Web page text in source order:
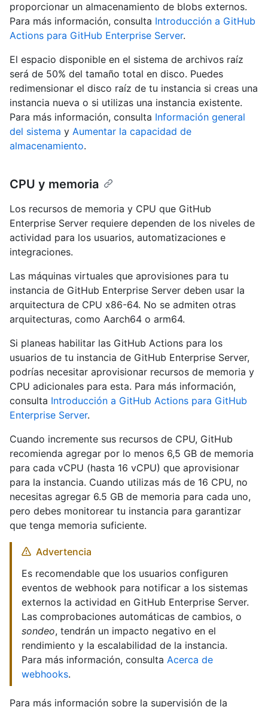
proporcionar un almacenamiento de blobs externos.
Para más información, consulta Introducción a GitHub
Actions para GitHub Enterprise Server.
El espacio disponible en el sistema de archivos raíz
será de 50% del tamaño total en disco. Puedes
redimensionar el disco raíz de tu instancia si creas una
instancia nueva o si utilizas una instancia existente.
Para más información, consulta Información general
del sistema y Aumentar la capacidad de
almacenamiento.
CPU y memoria
Los recursos de memoria y CPU que GitHub
Enterprise Server requiere dependen de los niveles de
actividad para los usuarios, automatizaciones e
integraciones.
Las máquinas virtuales que aprovisiones para tu
instancia de GitHub Enterprise Server deben usar la
arquitectura de CPU x86-64. No se admiten otras
arquitecturas, como Aarch64 o arm64.
Si planeas habilitar las GitHub Actions para los
usuarios de tu instancia de GitHub Enterprise Server,
podrías necesitar aprovisionar recursos de memoria y
CPU adicionales para esta. Para más información,
consulta Introducción a GitHub Actions para GitHub
Enterprise Server.
Cuando incremente sus recursos de CPU, GitHub
recomienda agregar por lo menos 6,5 GB de memoria
para cada vCPU (hasta 16 vCPU) que aprovisionar
para la instancia. Cuando utilizas más de 16 CPU, no
necesitas agregar 6.5 GB de memoria para cada uno,
pero debes monitorear tu instancia para garantizar
que tenga memoria suficiente.
Advertencia
Es recomendable que los usuarios configuren
eventos de webhook para notificar a los sistemas
externos la actividad en GitHub Enterprise Server.
Las comprobaciones automáticas de cambios, o
sondeo, tendrán un impacto negativo en el
rendimiento y la escalabilidad de la instancia.
Para más información, consulta Acerca de
webhooks.
Para más información sobre la supervisión de la